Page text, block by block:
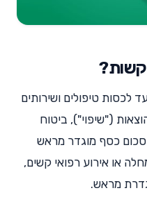
לכסות טיפולים ושירותים
("שיפוי"), ביטוח
כסף מוגדר מראש
או אירוע רפואי קשים,
מראש.